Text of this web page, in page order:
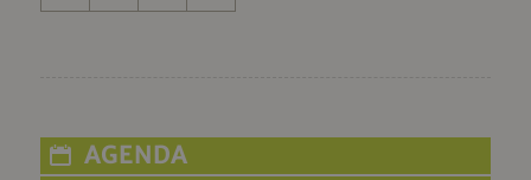
AGENDA